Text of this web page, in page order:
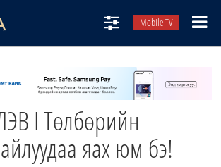
Mobile TV
I Төлбөрийн
яах юм бэ!